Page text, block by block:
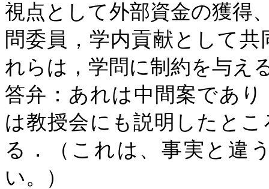
視点として外部資金の獲得
問委員，学内貢献として
れらは，学問に制約を与え
答弁：あれは中間案であ
は教授会にも説明したと
る．（これは、事実と違
い。）